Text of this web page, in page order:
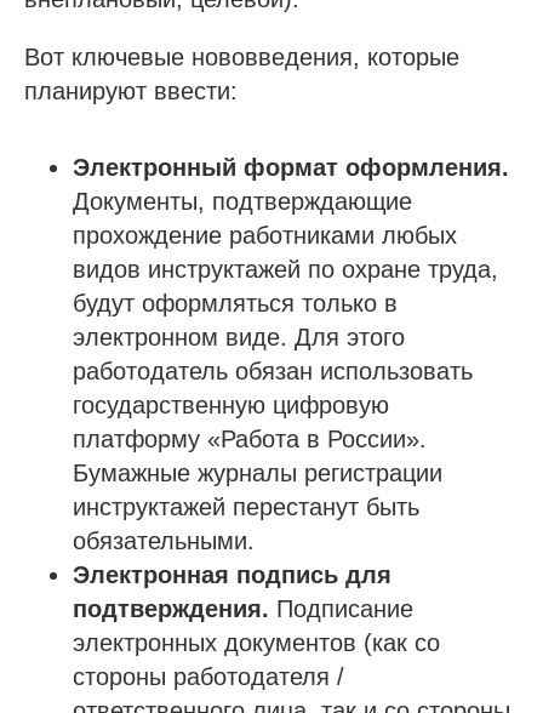
Вот ключевые нововведения, которые
планируют ввести:
Электронный формат оформления.
Документы, подтверждающие
прохождение работниками любых
видов инструктажей по охране труда,
будут оформляться только в
электронном виде. Для этого
работодатель обязан использовать
государственную цифровую
платформу «Работа в России».
Бумажные журналы регистрации
инструктажей перестанут быть
обязательными.
Электронная подпись для
подтверждения. Подписание
электронных документов (как со
стороны работодателя /